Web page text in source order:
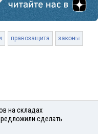
правозащита законы
на складах
сделать